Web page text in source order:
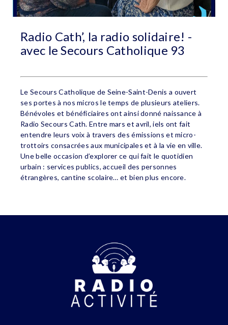
Radio Cath’, la radio solidaire! -
avec le Secours Catholique 93
Le Secours Catholique de Seine-Saint-Denis a ouvert
ses portes à nos micros le temps de plusieurs ateliers.
Bénévoles et bénéficiaires ont ainsi donné naissance à
Radio Secours Cath. Entre mars et avril, iels ont fait
entendre leurs voix à travers des émissions et micro-
trottoirs consacrées aux municipales et à la vie en ville.
Une belle occasion d’explorer ce qui fait le quotidien
urbain : services publics, accueil des personnes
étrangères, cantine scolaire… et bien plus encore.